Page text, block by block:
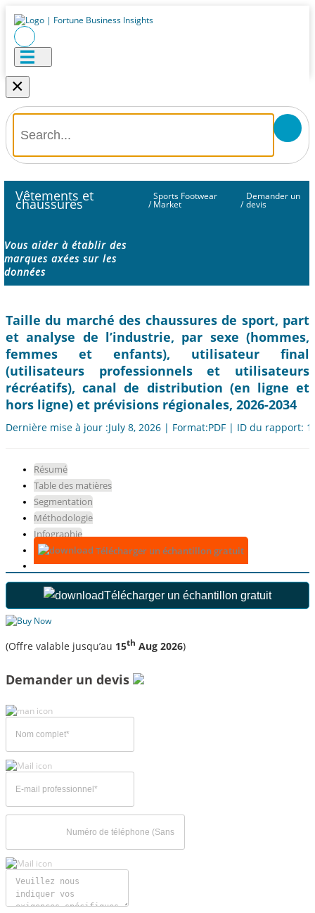
×
Vêtements et
chaussures /
Sports Footwear
Market /
Demander un
devis
Vous aider à établir des
marques axées sur les
données
Taille du marché des chaussures de sport, part
et analyse de l’industrie, par sexe (hommes,
femmes et enfants), utilisateur final
(utilisateurs professionnels et utilisateurs
récréatifs), canal de distribution (en ligne et
hors ligne) et prévisions régionales, 2026-2034
Dernière mise à jour :July 8, 2026 | Format:PDF | ID du rapport:
Résumé
Table des matières
Segmentation
Méthodologie
Infographie
Télécharger un échantillon gratuit
Télécharger un échantillon gratuit
(Offre valable jusqu’au 15th Aug 2026)
Demander un devis